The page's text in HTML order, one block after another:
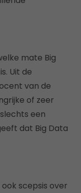
mate Big
Uit de
van de
of zeer
een
dat Big Data
scepsis over